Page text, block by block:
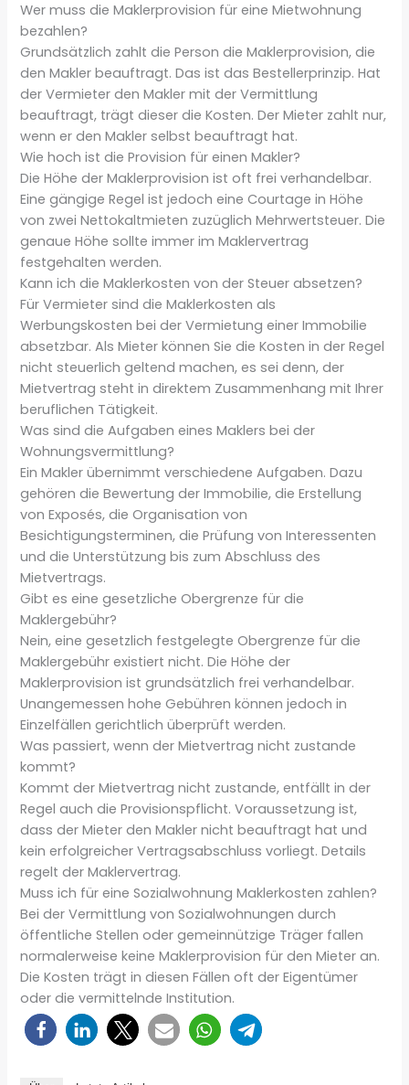
Wer muss die Maklerprovision für eine Mietwohnung
bezahlen?
Grundsätzlich zahlt die Person die Maklerprovision, die
den Makler beauftragt. Das ist das Bestellerprinzip. Hat
der Vermieter den Makler mit der Vermittlung
beauftragt, trägt dieser die Kosten. Der Mieter zahlt nur,
wenn er den Makler selbst beauftragt hat.
Wie hoch ist die Provision für einen Makler?
Die Höhe der Maklerprovision ist oft frei verhandelbar.
Eine gängige Regel ist jedoch eine Courtage in Höhe
von zwei Nettokaltmieten zuzüglich Mehrwertsteuer. Die
genaue Höhe sollte immer im Maklervertrag
festgehalten werden.
Kann ich die Maklerkosten von der Steuer absetzen?
Für Vermieter sind die Maklerkosten als
Werbungskosten bei der Vermietung einer Immobilie
absetzbar. Als Mieter können Sie die Kosten in der Regel
nicht steuerlich geltend machen, es sei denn, der
Mietvertrag steht in direktem Zusammenhang mit Ihrer
beruflichen Tätigkeit.
Was sind die Aufgaben eines Maklers bei der
Wohnungsvermittlung?
Ein Makler übernimmt verschiedene Aufgaben. Dazu
gehören die Bewertung der Immobilie, die Erstellung
von Exposés, die Organisation von
Besichtigungsterminen, die Prüfung von Interessenten
und die Unterstützung bis zum Abschluss des
Mietvertrags.
Gibt es eine gesetzliche Obergrenze für die
Maklergebühr?
Nein, eine gesetzlich festgelegte Obergrenze für die
Maklergebühr existiert nicht. Die Höhe der
Maklerprovision ist grundsätzlich frei verhandelbar.
Unangemessen hohe Gebühren können jedoch in
Einzelfällen gerichtlich überprüft werden.
Was passiert, wenn der Mietvertrag nicht zustande
kommt?
Kommt der Mietvertrag nicht zustande, entfällt in der
Regel auch die Provisionspflicht. Voraussetzung ist,
dass der Mieter den Makler nicht beauftragt hat und
kein erfolgreicher Vertragsabschluss vorliegt. Details
regelt der Maklervertrag.
Muss ich für eine Sozialwohnung Maklerkosten zahlen?
Bei der Vermittlung von Sozialwohnungen durch
öffentliche Stellen oder gemeinnützige Träger fallen
normalerweise keine Maklerprovision für den Mieter an.
Die Kosten trägt in diesen Fällen oft der Eigentümer
oder die vermittelnde Institution.